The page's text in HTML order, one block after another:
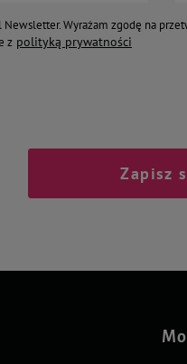
Wyrażam zgodę na
z polityką prywatności
Zapisz